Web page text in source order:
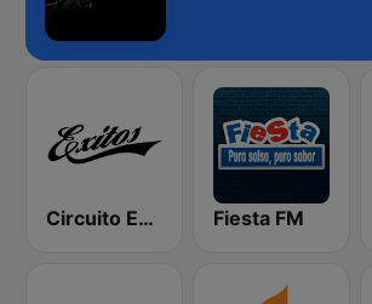
Circuito Exitos 99.9 FM Fiesta FM